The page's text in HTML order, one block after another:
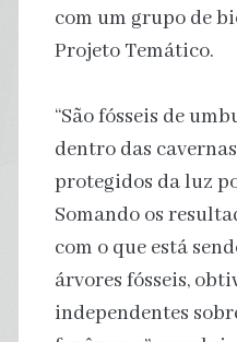
com um grupo de
Projeto Temático.
“São fósseis de
dentro das
protegidos da luz
Somando os
com o que está
árvores fósseis,
independentes